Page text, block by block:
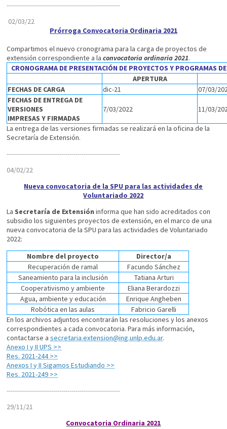
--------------------------------------------------------
02/03/22
Prórroga Convocatoria Ordinaria 2021
Compartimos el nuevo cronograma para la carga de proyectos de
extensión correspondiente a laconvocatoria ordinaria 2021.
CRONOGRAMA DE PRESENTACIÓN DE PROYECTOS Y PROGRAMAS
APERTURA
FECHAS DE CARGA
dic-21
07/03/
FECHAS DE ENTREGA DE
VERSIONES
IMPRESAS Y FIRMADAS
7/03/2022 11/03/
La entrega de las versiones firmadas se realizará en la oficina de la
Secretaría de Extensión.
--------------------------------------------------------
04/02/22
Nueva convocatoria de la SPU para las actividades de
Voluntariado 2022
La Secretaría de Extensióninforma que han sido acreditados con
subsidio los siguientes proyectos de extensión, en el marco de una
nueva convocatoria de la SPU para las actividades de Voluntariado
2022:
Nombre del proyecto
Director/a
Recuperación de ramal
Facundo Sánchez
Saneamiento para la inclusión
Tatiana Arturi
Cooperativismo y ambiente
Eliana Berardozzi
Agua, ambiente y educación
Enrique Angheben
Robótica en las aulas
Fabricio Garelli
En los archivos adjuntos encontrarán las resoluciones y los anexos
correspondientes a cada convocatoria. Para más información,
contactarse asecretaria.extension@ing.unlp.edu.ar.
Anexo I y II UPS >>
Res. 2021-244 >>
Anexos I y II Sigamos Estudiando >>
Res. 2021-249 >>
--------------------------------------------------------
29/11/21
Convocatoria Ordinaria 2021